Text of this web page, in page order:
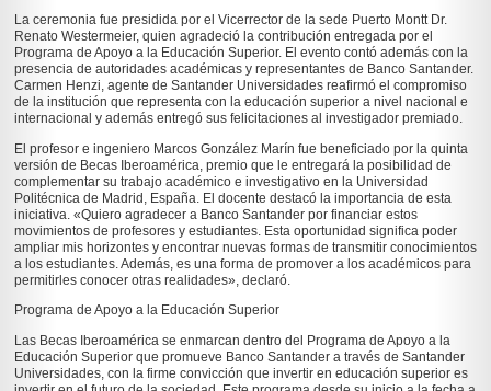
La ceremonia fue presidida por el Vicerrector de la sede Puerto Montt Dr.
Renato Westermeier, quien agradeció la contribución entregada por el
Programa de Apoyo a la Educación Superior. El evento contó además con la
presencia de autoridades académicas y representantes de Banco Santander.
Carmen Henzi, agente de Santander Universidades reafirmó el compromiso
de la institución que representa con la educación superior a nivel nacional e
internacional y además entregó sus felicitaciones al investigador premiado.
El profesor e ingeniero Marcos González Marín fue beneficiado por la quinta
versión de Becas Iberoamérica, premio que le entregará la posibilidad de
complementar su trabajo académico e investigativo en la Universidad
Politécnica de Madrid, España. El docente destacó la importancia de esta
iniciativa. «Quiero agradecer a Banco Santander por financiar estos
movimientos de profesores y estudiantes. Esta oportunidad significa poder
ampliar mis horizontes y encontrar nuevas formas de transmitir conocimientos
a los estudiantes. Además, es una forma de promover a los académicos para
permitirles conocer otras realidades», declaró.
Programa de Apoyo a la Educación Superior
Las Becas Iberoamérica se enmarcan dentro del Programa de Apoyo a la
Educación Superior que promueve Banco Santander a través de Santander
Universidades, con la firme convicción que invertir en educación superior es